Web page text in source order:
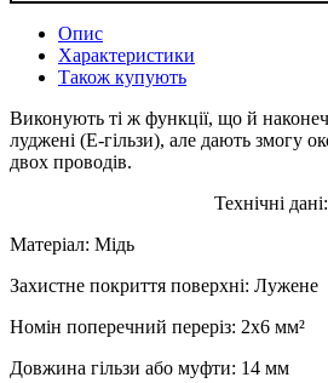
Опис
Характеристики
Також купують
Виконують ті ж функції, що й
луджені (Е-гільзи), але дають змогу
двох проводів.
Технічні дані:
Матеріал: Мідь
Захистне покриття поверхні: Лужене
Номін поперечний переріз: 2х6 мм²
Довжина гільзи або муфти: 14 мм